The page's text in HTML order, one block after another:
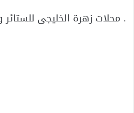
. محلات زهرة الخليجى للستائر